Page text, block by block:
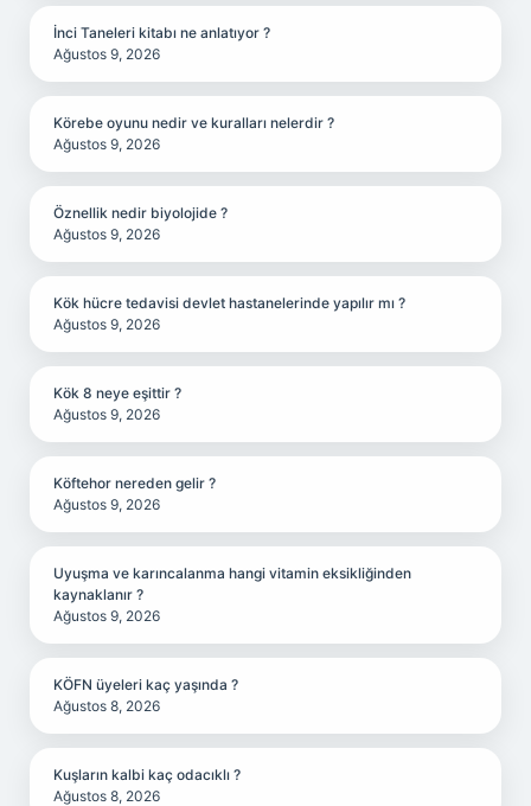
İnci Taneleri kitabı ne anlatıyor ?
Ağustos 9, 2026
Körebe oyunu nedir ve kuralları nelerdir ?
Ağustos 9, 2026
Öznellik nedir biyolojide ?
Ağustos 9, 2026
Kök hücre tedavisi devlet hastanelerinde yapılır mı ?
Ağustos 9, 2026
Kök 8 neye eşittir ?
Ağustos 9, 2026
Köftehor nereden gelir ?
Ağustos 9, 2026
Uyuşma ve karıncalanma hangi vitamin eksikliğinden
kaynaklanır ?
Ağustos 9, 2026
KÖFN üyeleri kaç yaşında ?
Ağustos 8, 2026
Kuşların kalbi kaç odacıklı ?
Ağustos 8, 2026